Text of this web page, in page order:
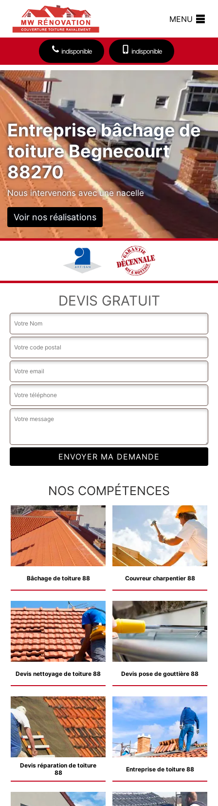
MENU
indisponible indisponible
Entreprise bâchage de
toiture Begnecourt
88270
Nous intervenons avec une nacelle
Voir nos réalisations
DEVIS GRATUIT
NOS COMPÉTENCES
Bâchage de toiture 88 Couvreur charpentier 88
Devis nettoyage de toiture 88 Devis pose de gouttière 88
Devis réparation de toiture
88
Entreprise de toiture 88